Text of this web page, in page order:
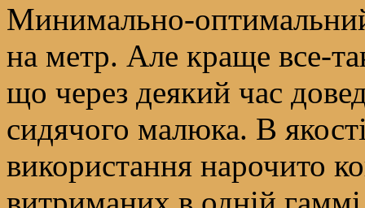
Минимально-оптимальний
на метр. Але краще все-
що через деякий час
сидячого малюка. В
використання нарочито